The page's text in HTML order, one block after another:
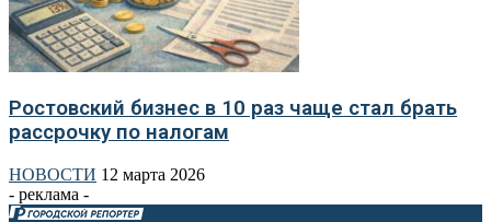
Ростовский бизнес в 10 раз чаще стал брать
рассрочку по налогам
НОВОСТИ 12 марта 2026
- реклама -